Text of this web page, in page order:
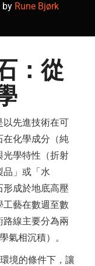
by Rune Bjørk
：從
以先進技術在可
在化學成分（純
光學特性（折射
品」或「水
成於地底高壓
工藝在數週至數
路線主要分為兩
氣相沉積）。
境的條件下，讓